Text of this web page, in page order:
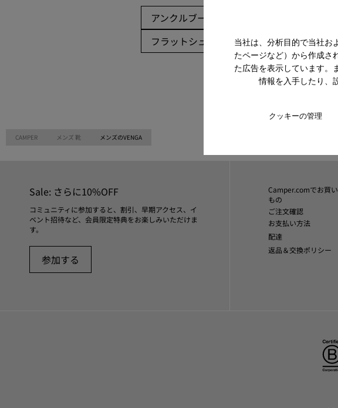
当社は、分析目的で当社お
たページなど）から作成さ
た広告を表示しています。
情報を入手したり、
クッキーの管理
アンクルブーツ バレエ
フラットシューズ
カジュアルシューズ
CAMPER メンズ 靴 メンズのVENGA
Sale: さらに10%OFF
コミュニティに参加すると、割引、早期アクセス、イ
ベント招待など、会員限定特典をお楽しみいただけま
す。
参加する
Camper.comでお買い
もの
ご注文確認
お支払い方法
配達
返品＆交換ポリシー